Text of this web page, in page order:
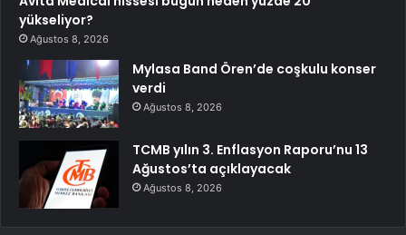
yükseliyor?
Ağustos 8, 2026
Mylasa Band Ören’de coşkulu konser
verdi
Ağustos 8, 2026
TCMB yılın 3. Enflasyon Raporu’nu 13
Ağustos’ta açıklayacak
Ağustos 8, 2026